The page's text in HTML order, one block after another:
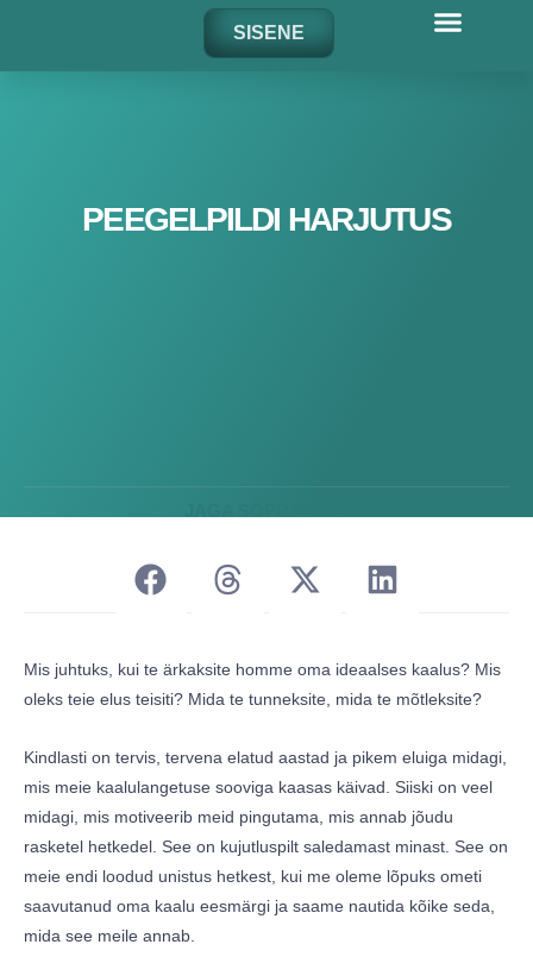
content
SISENE
PEEGELPILDI HARJUTUS
Mis juhtuks, kui te ärkaksite homme oma ideaalses kaalus? Mis
oleks teie elus teisiti? Mida te tunneksite, mida te mõtleksite?
Kindlasti on tervis, tervena elatud aastad ja pikem eluiga midagi,
mis meie kaalulangetuse sooviga kaasas käivad. Siiski on veel
midagi, mis motiveerib meid pingutama, mis annab jõudu
rasketel hetkedel. See on kujutluspilt saledamast minast. See on
meie endi loodud unistus hetkest, kui me oleme lõpuks ometi
saavutanud oma kaalu eesmärgi ja saame nautida kõike seda,
mida see meile annab.